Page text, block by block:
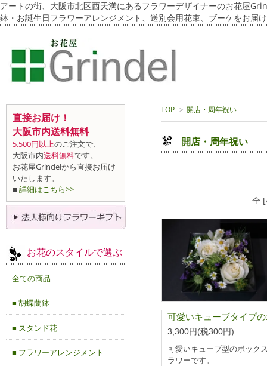
アートの街、大阪市北区西天満にあるフラワーデザイナーのお花屋
鉢・お誕生日フラワーアレンジメント、送別会用花束、ブーケをお届
TOP > 開店・周年祝い
開店・周年祝い
全
3,300円(税300円)
可愛いキューブ型のボック
ラワーです。
直接お届け！
大阪市内送料無料
5,500円以上のご注文で、
大阪市内送料無料です。
お花屋Grindelから直接お届け
いたします。
■ 詳細はこちら>>
お花のスタイルで選ぶ
全ての商品
■ 胡蝶蘭鉢
■ スタンド花
■ フラワーアレンジメント